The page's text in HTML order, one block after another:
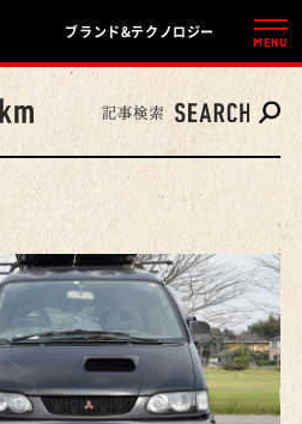
ブランド&テクノロジー